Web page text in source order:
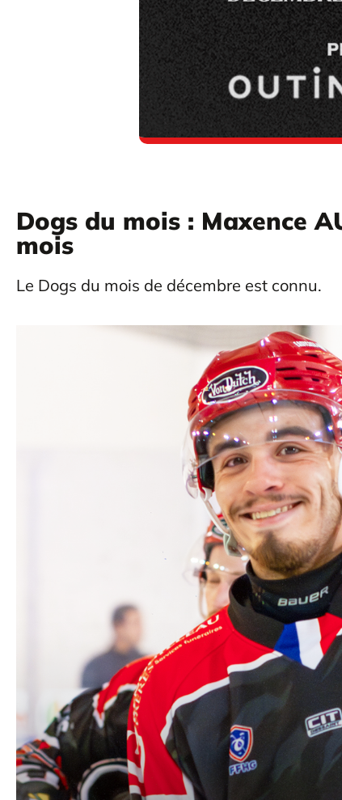
Dogs du mois : Maxence
mois
Le Dogs du mois de décembre est connu.